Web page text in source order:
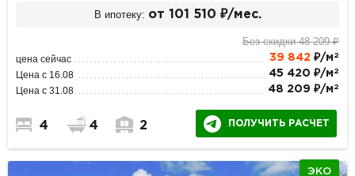
В ипотеку: от 101 510 ₽/мес.
Без скидки 48 209 ₽
цена сейчас 39 842 ₽/м 2
Цена с 16.08 45 420 ₽/м 2
Цена с 31.08 48 209 ₽/м 2
4 4 2 ПОЛУЧИТЬ РАСЧЕТ
ЭКО